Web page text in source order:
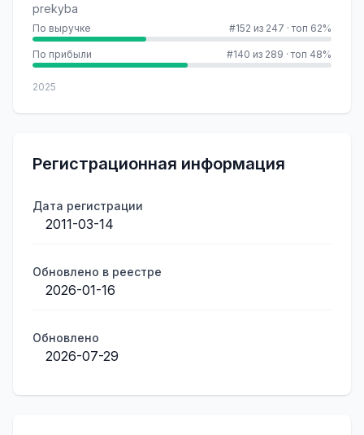
prekyba
По выручке #152 из 247 ·топ 62%
По прибыли #140 из 289 ·топ 48%
2025
Регистрационная информация
Дата регистрации
2011-03-14
Обновлено в реестре
2026-01-16
Обновлено
2026-07-29